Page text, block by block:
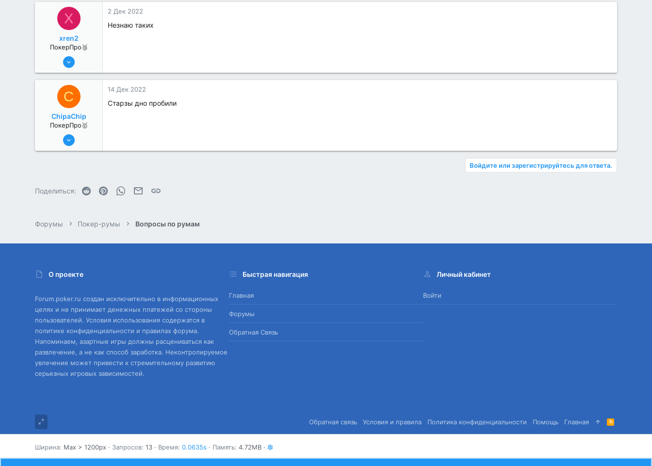
1
X
xren2
ПокерПро🥉
17 Авг 2022
0
2 Дек 2022
Незнаю таких
C
ChipaChip
ПокерПро🥇
8 Июн 2022
14 Дек 2022
Старзы дно пробили
Войдите или зарегистрируйтесь для ответа.
Поделиться: Reddit PinterestWhatsAppЭлектронная почта
Форумы Покер-румы Вопросы по румам
О проекте
Forum.poker.ru создан исключительно в информационных
целях и не принимает денежных платежей со стороны
пользователей. Условия использования содержатся в
политике конфиденциальности и правилах форума.
Напоминаем, азартные игры должны расцениваться как
развлечение, а не как способ заработка. Неконтролируемое
увлечение может привести к стремительному развитию
серьезных игровых зависимостей.
Быстрая навигация
Главная
Форумы
Обратная Связь
Личный кабинет
Войти
Обратная связь Условия и правила Политика конфиденциальности Помощь Главная
R
S
S
Ширина Запросов 13 Время 0.0635s Память 4.72MB